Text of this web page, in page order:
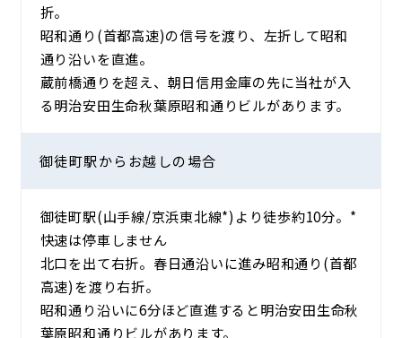
折。
昭和通り(首都高速)の信号を渡り、左折して昭和
通り沿いを直進。
蔵前橋通りを超え、朝日信用金庫の先に当社が入
る明治安田生命秋葉原昭和通りビルがあります。
御徒町駅から お越しの場合
御徒町駅(山手線/京浜東北線*)より徒歩約10分。*
快速は停車しません
北口を出て右折。春日通沿いに進み昭和通り(首都
高速)を渡り右折。
昭和通り沿いに6分ほど直進すると明治安田生命秋
葉原昭和通りビルがあります。